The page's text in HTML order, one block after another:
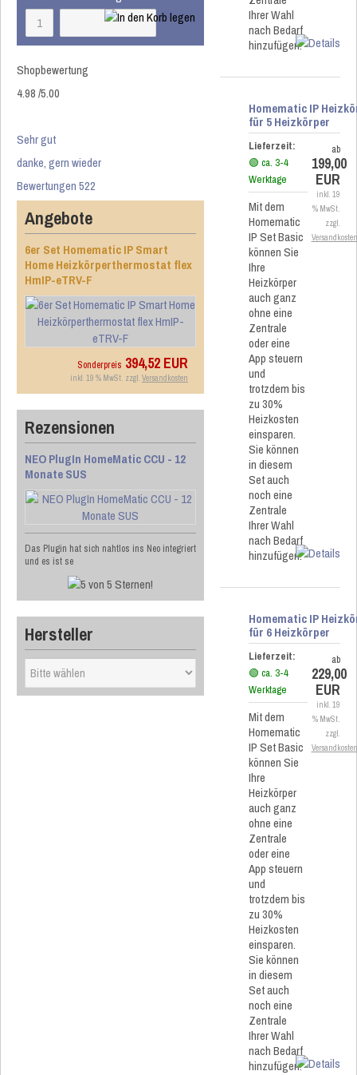
Shopbewertung
4.98/5.00
Sehr gut
danke, gern wieder
Bewertungen 522
Angebote
6er Set Homematic IP Smart
Home Heizkörperthermostat flex
HmIP-eTRV-F
Sonderpreis 394,52 EUR
inkl. 19 % MwSt. zzgl. Versandkosten
Rezensionen
NEO PlugIn HomeMatic CCU - 12
Monate SUS
Das Plugin hat sich nahtlos ins Neo integriert
und es ist se
Hersteller
Ihrer Wahl
nach Bedarf
hinzufügen.
Homematic IP
für 5 Heizkörper
Lieferzeit:
🟢 ca. 3-4
Werktage
Mit dem
Homematic
IP Set Basic
können Sie
Ihre
Heizkörper
auch ganz
ohne eine
Zentrale
oder eine
App steuern
und
trotzdem bis
zu 30%
Heizkosten
einsparen.
Sie können
in diesem
Set auch
noch eine
Zentrale
Ihrer Wahl
nach Bedarf
hinzufügen.
ab
199,00
EUR
inkl. 19
% MwSt.
zzgl.
Versandkosten
Homematic IP
für 6 Heizkörper
Lieferzeit:
🟢 ca. 3-4
Werktage
Mit dem
Homematic
IP Set Basic
können Sie
Ihre
Heizkörper
auch ganz
ohne eine
Zentrale
oder eine
App steuern
und
trotzdem bis
zu 30%
Heizkosten
einsparen.
Sie können
in diesem
Set auch
noch eine
Zentrale
Ihrer Wahl
nach Bedarf
hinzufügen.
ab
229,00
EUR
inkl. 19
% MwSt.
zzgl.
Versandkosten